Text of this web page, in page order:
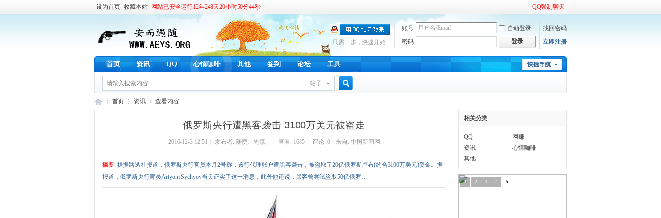
设为首页 收藏本站 网站已安全运行12年248天20小时50分44秒 QQ强制聊天
账号 自动登录
找回密码
密码
登录 立即注册
只需一步，快速开始
快捷导航
首页 资讯 QQ 心情咖啡 其他 签到 论坛 工具
帖子
索
首页 资讯 查看内容
俄罗斯央行遭黑客袭击 3100万美元被盗走
2016-12-3 12:51 发布者: 随便、先森。 查看: 1685 评论: 0 来自: 中国新闻网
摘要: 据据路透社报道，俄罗斯央行官员本月2号称，该行代理账户遭黑客袭击，被盗取了20亿俄罗斯卢布(约合3100万美元)资金。据
报道，俄罗斯央行官员Artyom Sychyov当天证实了这一消息，此外他还说，黑客曾尝试盗取50亿俄罗 ...
相关分类
QQ
网赚
资讯
心情咖啡
其他
1 2 3 4 5